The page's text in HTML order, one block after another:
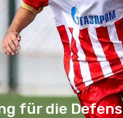
für die